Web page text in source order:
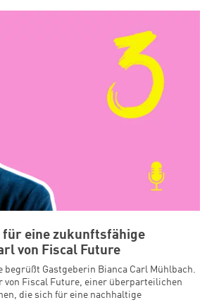
für eine zukunftsfähige
von Fiscal Future
begrüßt Gastgeberin Bianca Carl Mühlbach.
von Fiscal Future, einer überparteilichen
die sich für eine nachhaltige